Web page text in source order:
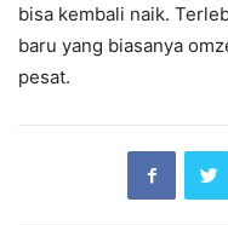
bisa kembali naik.
baru yang biasanya
pesat.